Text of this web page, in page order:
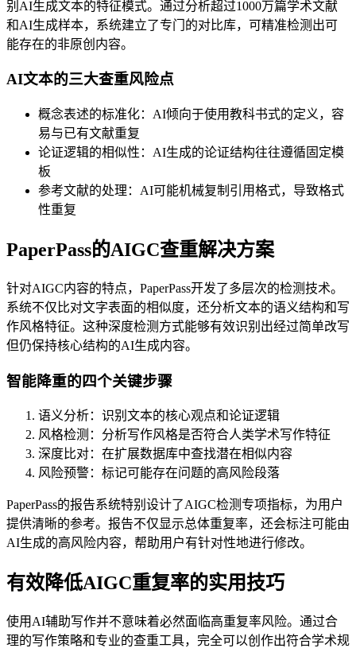
别AI生成文本的特征模式。通过分析超过1000万篇学术文献
和AI生成样本，系统建立了专门的对比库，可精准检测出可
能存在的非原创内容。
AI文本的三大查重风险点
概念表述的标准化：AI倾向于使用教科书式的定义，容
易与已有文献重复
论证逻辑的相似性：AI生成的论证结构往往遵循固定模
板
参考文献的处理：AI可能机械复制引用格式，导致格式
性重复
PaperPass的AIGC查重解决方案
针对AIGC内容的特点，PaperPass开发了多层次的检测技术。
系统不仅比对文字表面的相似度，还分析文本的语义结构和写
作风格特征。这种深度检测方式能够有效识别出经过简单改写
但仍保持核心结构的AI生成内容。
智能降重的四个关键步骤
语义分析：识别文本的核心观点和论证逻辑
风格检测：分析写作风格是否符合人类学术写作特征
深度比对：在扩展数据库中查找潜在相似内容
风险预警：标记可能存在问题的高风险段落
PaperPass的报告系统特别设计了AIGC检测专项指标，为用户
提供清晰的参考。报告不仅显示总体重复率，还会标注可能由
AI生成的高风险内容，帮助用户有针对性地进行修改。
有效降低AIGC重复率的实用技巧
使用AI辅助写作并不意味着必然面临高重复率风险。通过合
理的写作策略和专业的查重工具，完全可以创作出符合学术规